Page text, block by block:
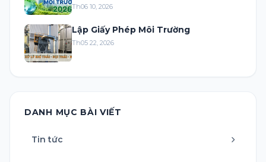
Th06 10, 2026
Lập Giấy Phép Môi Trường
Th05 22, 2026
DANH MỤC BÀI VIẾT
Tin tức